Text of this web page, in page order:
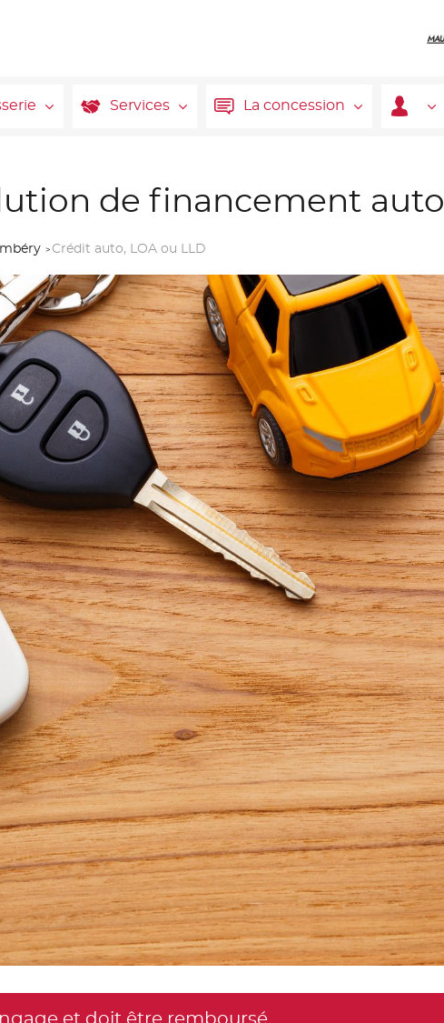
Services La concession
de financement auto
Crédit auto, LOA ou LLD
et doit être remboursé.